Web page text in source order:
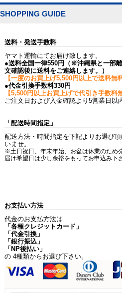
SHOPPING GUIDE
送料・発送手数料
ヤマト運輸にてお届け致します。
●送料全国一律550円（※沖縄県と一部
文確認後に送料をご連絡します。）
【一度のお買上げ5,500円以上で送料無料
●代金引換手数料330円
【5,500円以上お買上げで代引き手数料
ご注文日および入金確認より5営業日以
「配送時間指定」
配送方法・時間指定を下記よりお選び
いませ。
※土日祝日、年末年始、お盆は休業のため
届け希望日は少し余裕をもってお申込み下
お支払い方法
代金のお支払方法は
「各種クレジットカード」
「代金引換」
「銀行振込」
「NP後払い」
の 4種類からお選び下さい。